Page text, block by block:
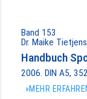
Band 153
Dr. Maike
Handbuch
2006. DIN A5,
»MEHR